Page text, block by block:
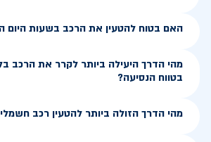
האם בטוח להטעין את הרכב בשעות היום
מהי הדרך היעילה ביותר לקרר את הרכב
בטווח הנסיעה?
מהי הדרך הזולה ביותר להטעין רכב